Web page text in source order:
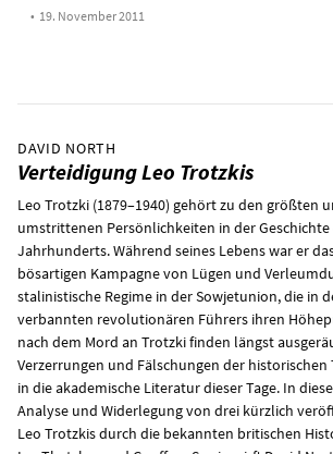
• 19. November 2011
DAVID NORTH
Verteidigung Leo Trotzkis
Leo Trotzki (1879–1940) gehört zu den größten
umstrittenen Persönlichkeiten in der Geschichte
Jahrhunderts. Während seines Lebens war er
bösartigen Kampagne von Lügen und
stalinistische Regime in der Sowjetunion, die in
verbannten revolutionären Führers ihren
nach dem Mord an Trotzki finden längst
Verzerrungen und Fälschungen der historischen
in die akademische Literatur dieser Tage. In
Analyse und Widerlegung von drei kürzlich
Leo Trotzkis durch die bekannten britischen